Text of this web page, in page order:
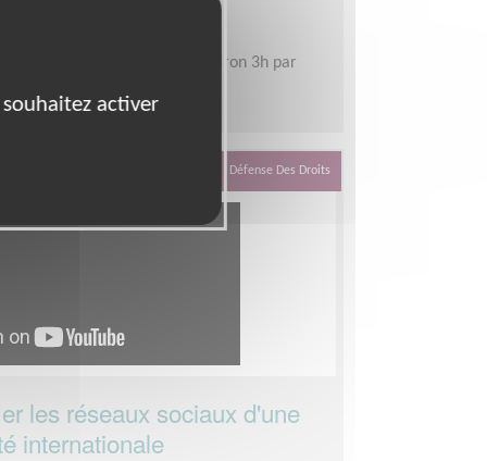
selon votre disponibilité, environ 3h par
Défense Des Droits
les réseaux sociaux d'une
internationale
activer